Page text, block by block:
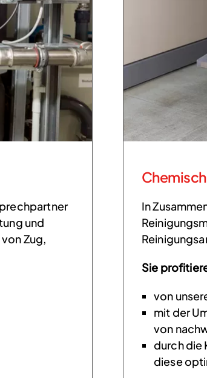
und
Zug,
In
Sie
von
mit der
von
durch die
diese